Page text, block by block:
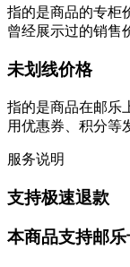
指的是商品的专柜
曾经展示过的销售
未划线价格
指的是商品在邮乐
用优惠券、积分等
服务说明
支持极速退款
本商品支持邮